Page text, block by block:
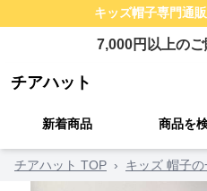
キッズ帽子専門通
7,000円以上の
チアハット
新着商品 商品を
チアハット TOP › キッズ 帽子の